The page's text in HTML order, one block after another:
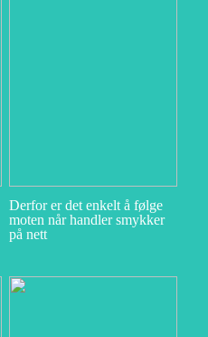
Derfor er det enkelt å følge
moten når handler smykker
på nett